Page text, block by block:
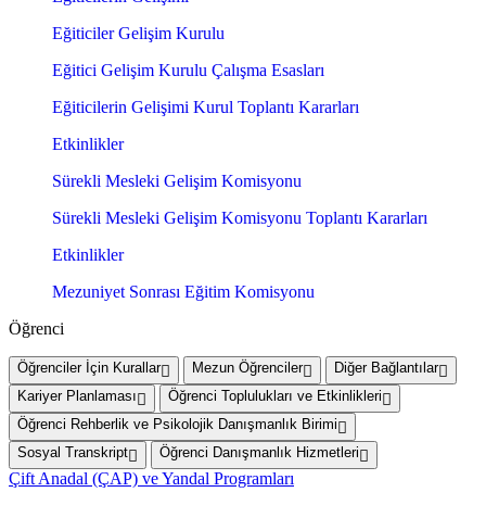
Eğiticiler Gelişim Kurulu
Eğitici Gelişim Kurulu Çalışma Esasları
Eğiticilerin Gelişimi Kurul Toplantı Kararları
Etkinlikler
Sürekli Mesleki Gelişim Komisyonu
Sürekli Mesleki Gelişim Komisyonu Toplantı Kararları
Etkinlikler
Mezuniyet Sonrası Eğitim Komisyonu
Öğrenci
Öğrenciler İçin Kurallar Mezun Öğrenciler
Diğer Bağlantılar
Kariyer Planlaması
Öğrenci Toplulukları ve Etkinlikleri
Öğrenci Rehberlik ve Psikolojik Danışmanlık Birimi
Sosyal Transkript
Öğrenci Danışmanlık Hizmetleri
Çift Anadal (ÇAP) ve Yandal Programları